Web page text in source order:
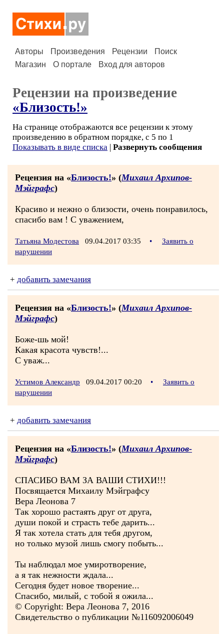
Авторы Произведения Рецензии
Поиск
Магазин
О портале Вход для авторов
Рецензии на произведение
«Близость!»
На странице отображаются все рецензии к этому
произведению в обратном порядке, с 5 по 1
Показывать в виде списка | Развернуть сообщения
Рецензия на «Близость!» (Михаил Архипов-
Мэйграфс)
Красиво и нежно о близости, очень понравилось,
спасибо вам ! С уважением,
Татьяна Модестова 09.04.2017 03:35 •
Заявить о
нарушении
+ добавить замечания
Рецензия на «Близость!» (Михаил Архипов-
Мэйграфс)
Боже-шь мой!
Какая красота чувств!...
С уваж...
Устимов Александр 09.04.2017 00:20 •
Заявить о
нарушении
+ добавить замечания
Рецензия на «Близость!» (Михаил Архипов-
Мэйграфс)
СПАСИБО ВАМ ЗА ВАШИ СТИХИ!!!
Посвящается Михаилу Мэйграфсу
Вера Леонова 7
Так хорошо растаять друг от друга,
души покой и страсть тебе дарить...
Я так хотела стать для тебя другом,
но только музой лишь смогу побыть...
Ты наблюдал мое умиротворение,
а я так нежности ждала...
Сегодня будет новое творение...
Спасибо, милый, с тобой я ожила...
© Copyright: Вера Леонова 7, 2016
Свидетельство о публикации №116092006049